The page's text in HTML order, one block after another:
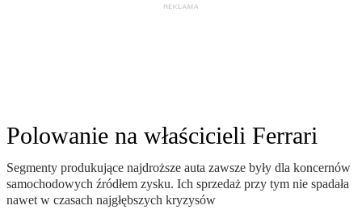
Polowanie na właścicieli Ferrari
Segmenty produkujące najdroższe auta zawsze były dla koncernów
samochodowych źródłem zysku. Ich sprzedaż przy tym nie spadała
nawet w czasach najgłębszych kryzysów